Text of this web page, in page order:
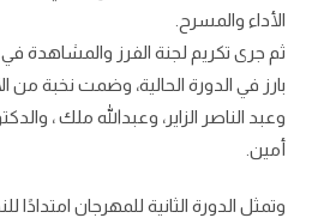
الأداء والمسرح.
ثم جرى تكريم لجنة الفرز والمشاهدة في
بارز في الدورة الحالية، وضمت نخبة من
وعبد الناصر الزاير، وعبدالله ملك ،
أمين.
وتمثل الدورة الثانية للمهرجان امتدادًا